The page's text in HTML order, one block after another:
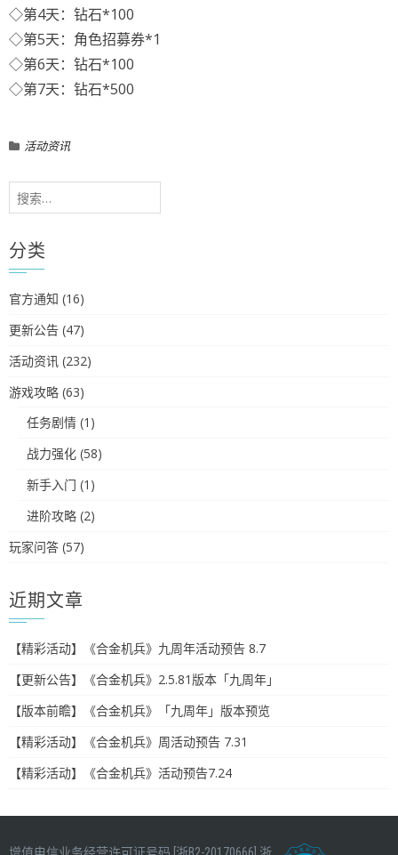
◇第4天：钻石*100
◇第5天：角色招募券*1
◇第6天：钻石*100
◇第7天：钻石*500
活动资讯
搜
索：
分类
官方通知 (16)
更新公告 (47)
活动资讯 (232)
游戏攻略 (63)
任务剧情 (1)
战力强化 (58)
新手入门 (1)
进阶攻略 (2)
玩家问答 (57)
近期文章
【精彩活动】《合金机兵》九周年活动预告 8.7
【更新公告】《合金机兵》2.5.81版本「九周年」
【版本前瞻】《合金机兵》「九周年」版本预览
【精彩活动】《合金机兵》周活动预告 7.31
【精彩活动】《合金机兵》活动预告7.24